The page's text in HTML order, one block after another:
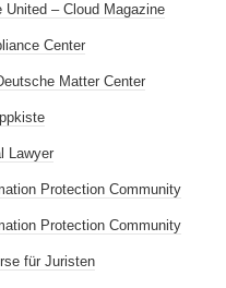
United – Cloud Magazine
Center
Matter Center
Lawyer
Protection Community
Protection Community
für Juristen